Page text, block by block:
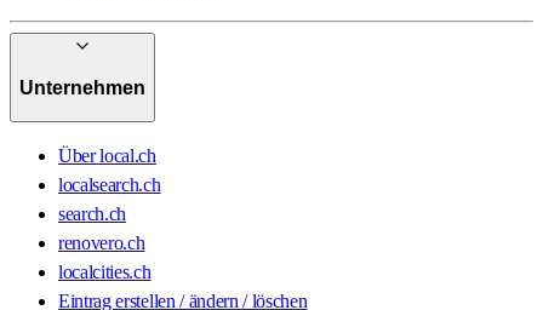
Unternehmen
Über local.ch
localsearch.ch
search.ch
renovero.ch
localcities.ch
Eintrag erstellen / ändern / löschen